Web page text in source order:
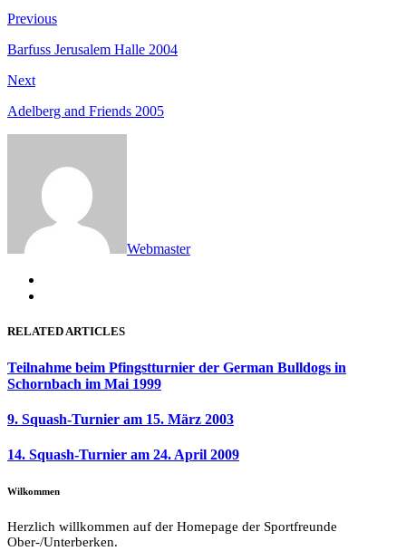
Beitragsnavigation
PreviousPrevious
Barfuss Jerusalem Halle 2004
NextNext
Adelberg and Friends 2005
Webmaster
RELATED ARTICLES
Teilnahme beim Pfingstturnier der German Bulldogs in
Schornbach im Mai 1999
9. Squash-Turnier am 15. März 2003
14. Squash-Turnier am 24. April 2009
Wilkommen
Herzlich willkommen auf der Homepage der Sportfreunde
Ober-/Unterberken.